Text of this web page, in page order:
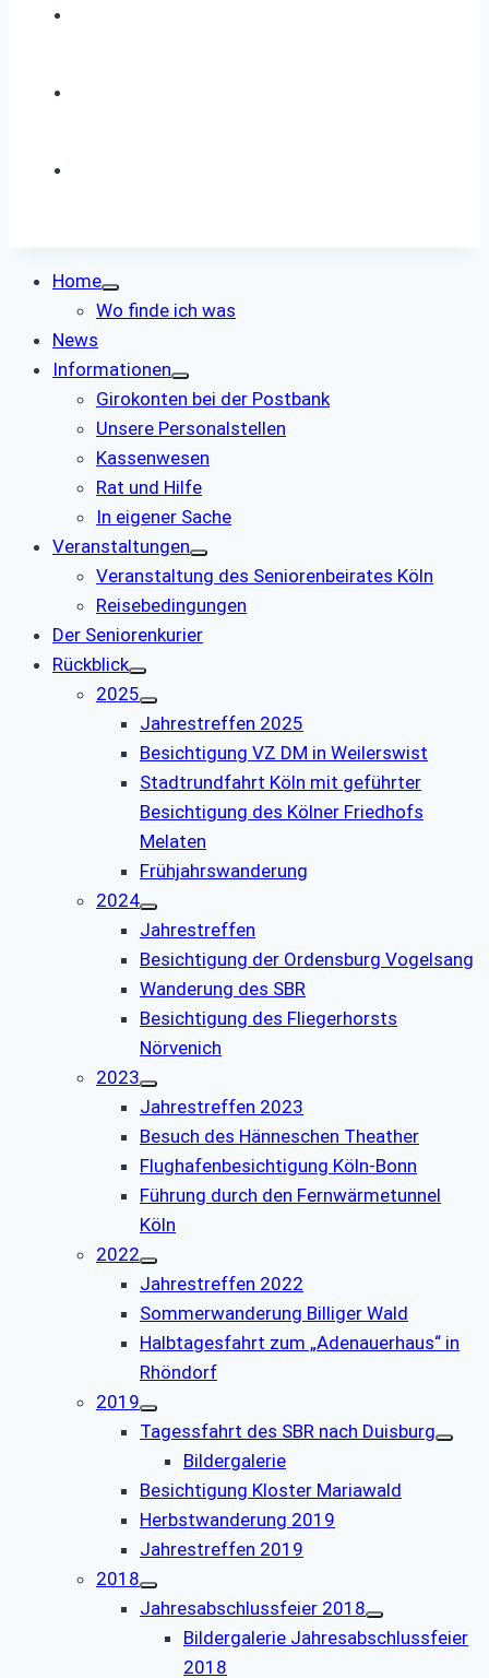
Home
Wo finde ich was
News
Informationen
Girokonten bei der Postbank
Unsere Personalstellen
Kassenwesen
Rat und Hilfe
In eigener Sache
Veranstaltungen
Veranstaltung des Seniorenbeirates Köln
Reisebedingungen
Der Seniorenkurier
Rückblick
2025
Jahrestreffen 2025
Besichtigung VZ DM in Weilerswist
Stadtrundfahrt Köln mit geführter
Besichtigung des Kölner Friedhofs
Melaten
Frühjahrswanderung
2024
Jahrestreffen
Besichtigung der Ordensburg Vogelsang
Wanderung des SBR
Besichtigung des Fliegerhorsts
Nörvenich
2023
Jahrestreffen 2023
Besuch des Hänneschen Theather
Flughafenbesichtigung Köln-Bonn
Führung durch den Fernwärmetunnel
Köln
2022
Jahrestreffen 2022
Sommerwanderung Billiger Wald
Halbtagesfahrt zum „Adenauerhaus“ in
Rhöndorf
2019
Tagessfahrt des SBR nach Duisburg
Bildergalerie
Besichtigung Kloster Mariawald
Herbstwanderung 2019
Jahrestreffen 2019
2018
Jahresabschlussfeier 2018
Bildergalerie Jahresabschlussfeier
2018